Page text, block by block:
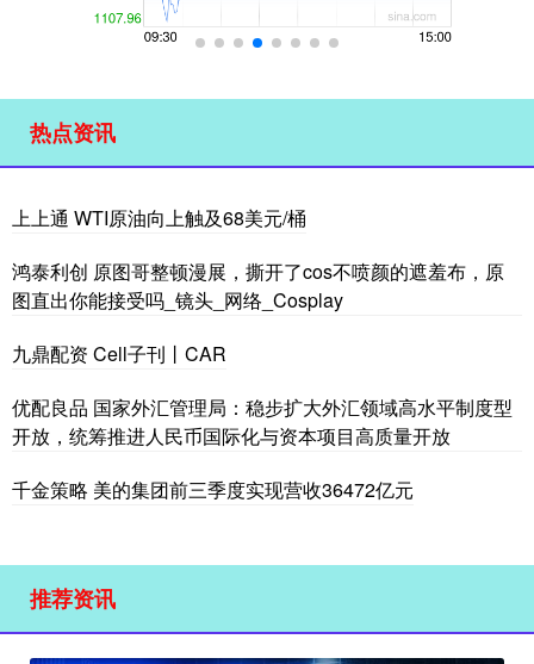
热点资讯
上上通 WTI原油向上触及68美元/桶
鸿泰利创 原图哥整顿漫展，撕开了cos不喷颜的遮羞布，原
图直出你能接受吗_镜头_网络_Cosplay
九鼎配资 Cell子刊丨CAR
优配良品 国家外汇管理局：稳步扩大外汇领域高水平制度型
开放，统筹推进人民币国际化与资本项目高质量开放
千金策略 美的集团前三季度实现营收36472亿元
推荐资讯